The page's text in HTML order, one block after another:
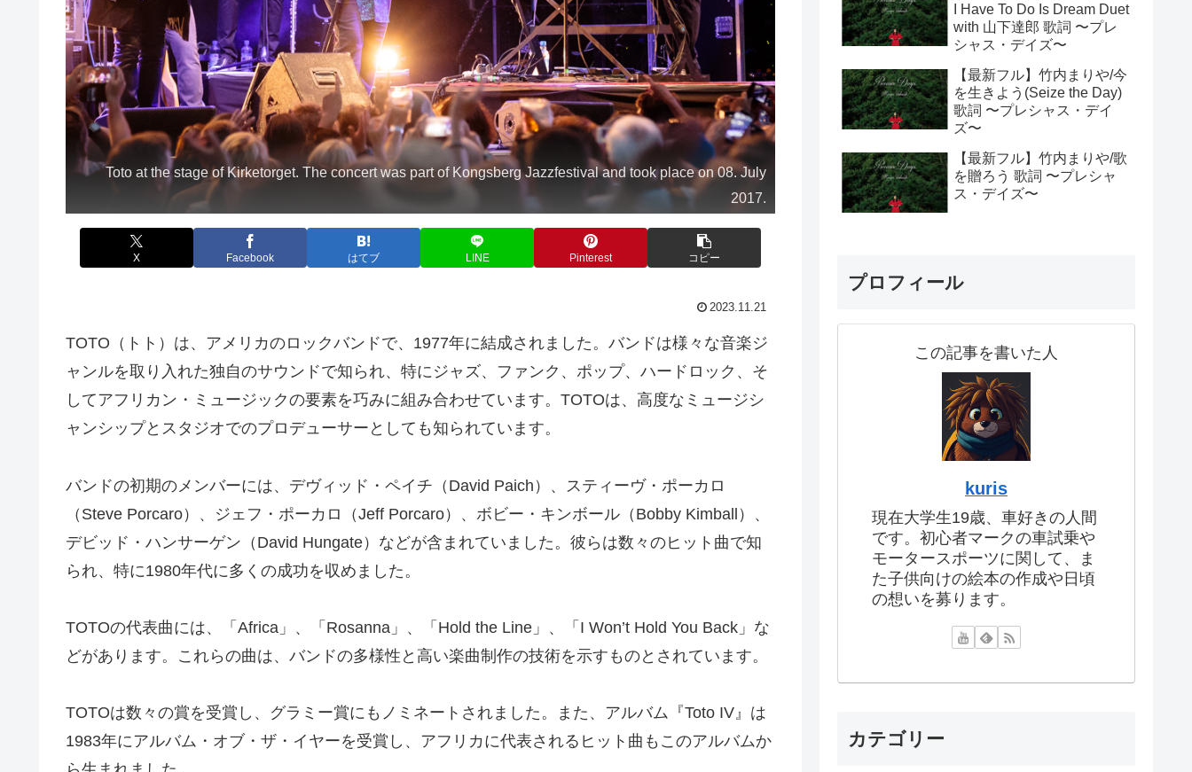
Toto at the stage of Kirketorget. The concert was part of Kongsberg Jazzfestival and took place on 08. July
2017.
X Facebook はてブ LINE Pinterest コピー
2023.11.21
TOTO（トト）は、アメリカのロックバンドで、1977年に結成されました。バンドは様々な音楽ジ
ャンルを取り入れた独自のサウンドで知られ、特にジャズ、ファンク、ポップ、ハードロック、そ
してアフリカン・ミュージックの要素を巧みに組み合わせています。TOTOは、高度なミュージシ
ャンシップとスタジオでのプロデューサーとしても知られています。
バンドの初期のメンバーには、デヴィッド・ペイチ（David Paich）、スティーヴ・ポーカロ
（Steve Porcaro）、ジェフ・ポーカロ（Jeff Porcaro）、ボビー・キンボール（Bobby Kimball）、
デビッド・ハンサーゲン（David Hungate）などが含まれていました。彼らは数々のヒット曲で知
られ、特に1980年代に多くの成功を収めました。
TOTOの代表曲には、「Africa」、「Rosanna」、「Hold the Line」、「I Won’t Hold You Back」な
どがあります。これらの曲は、バンドの多様性と高い楽曲制作の技術を示すものとされています。
TOTOは数々の賞を受賞し、グラミー賞にもノミネートされました。また、アルバム『Toto IV』は
1983年にアルバム・オブ・ザ・イヤーを受賞し、アフリカに代表されるヒット曲もこのアルバムか
I Have To Do Is Dream Duet
with 山下達郎 歌詞 〜プレ
シャス・デイズ〜
【最新フル】竹内まりや/今
を生きよう(Seize the Day)
歌詞 〜プレシャス・デイ
ズ〜
【最新フル】竹内まりや/歌
を贈ろう 歌詞 〜プレシャ
ス・デイズ〜
プロフィール
この記事を書いた人
kuris
現在大学生19歳、車好きの人間
です。初心者マークの車試乗や
モータースポーツに関して、ま
た子供向けの絵本の作成や日頃
の想いを募ります。
カテゴリー